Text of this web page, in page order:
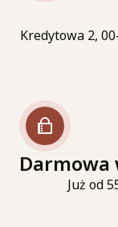
Kredytowa 2,
Darmowa
Już od